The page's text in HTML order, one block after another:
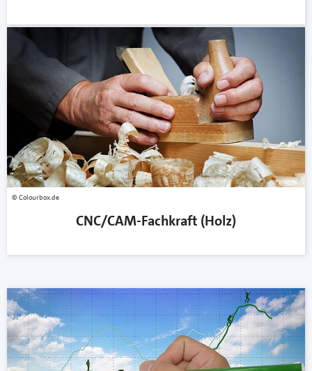
Colourbox.de
CNC/CAM-Fachkraft (Holz)